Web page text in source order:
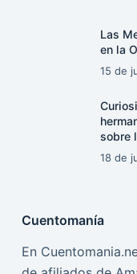
Las
en la
15 de
sobre
18 de
Cuentomanía
En